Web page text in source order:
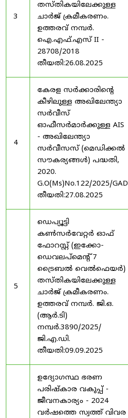
3
തസ്തികയിലേക്കുള്ള
ചാർജ് ക്രമീകരണം.
ഉത്തരവ് നമ്പർ.
ഐ.എഫ്.എസ് II -
28708/2018
തീയതി:26.08.2025
4
കേരള സർക്കാരിന്റെ
കീഴിലുള്ള അഖിലേന്ത്യാ
സർവീസ്
ഓഫീസർമാർക്കുള്ള AIS
- അഖിലേന്ത്യാ
സർവീസസ് (മെഡിക്കൽ
സൗകര്യങ്ങൾ) പദ്ധതി,
2020.
G.O(Ms)No.122/2025/GAD
തീയതി:27.08.2025
5
ഡെപ്യൂട്ടി
കൺസർവേറ്റർ ഓഫ്
ഫോറസ്റ്റ് (ഇക്കോ-
ഡെവലപ്മെന്റ് 7
ട്രൈബൽ വെൽഫെയർ)
തസ്തികയിലേക്കുള്ള
ചാർജ് ക്രമീകരണം.
ഉത്തരവ് നമ്പർ. ജി.ഒ.
(ആർ.ടി)
നമ്പർ.3890/2025/
ജി.എ.ഡി.
തീയതി:09.09.2025
ഉദ്യോഗസ്ഥ ഭരണ
പരിഷ്കാര വകുപ്പ് -
ജീവനകാര്യം - 2024
വർഷത്തെ സ്വത്ത് വിവര